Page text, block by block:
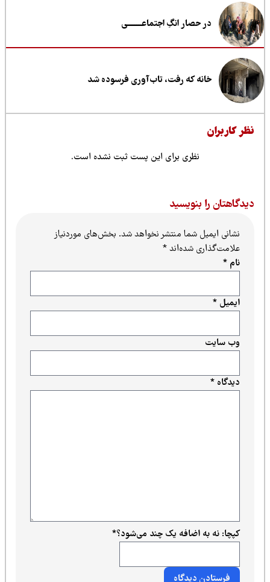
در حصار انگِ اجتماعــــــــی
خانه که رفت، تاب‌آوری فرسوده شد
کاربران
نظری برای این پست ثبت نشده است.
را بنویسید
نشانی ایمیل شما منتشر نخواهد شد.بخش‌های موردنیاز
علامت‌گذاری شده‌اند*
دیدگاه*
ایمیل*
وب‌ سایت
کپچا: نه به اضافه یک چند می‌شود؟*